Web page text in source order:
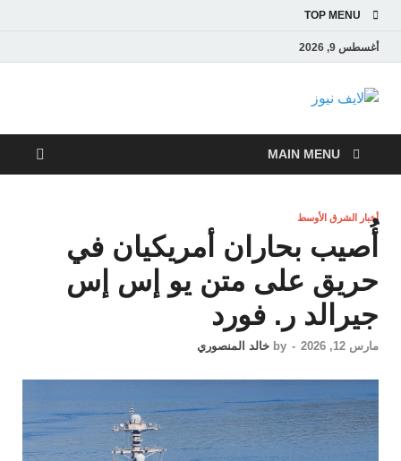
TOP MENU
أغسطس 9, 2026
لايف نيوز
MAIN MENU
أخبار الشرق الأوسط
أُصيب بحاران أمريكيان في
حريق على متن يو إس إس
جيرالد ر. فورد
مارس 12, 2026 -
by خالد المنصوري